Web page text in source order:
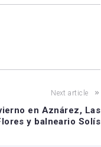
Next article
en Aznárez, Las
y balneario Solís